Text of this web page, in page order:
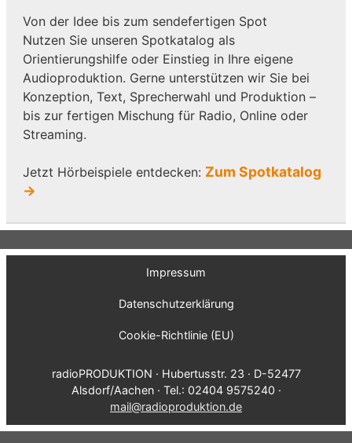
Von der Idee bis zum sendefertigen Spot
Nutzen Sie unseren Spotkatalog als
Orientierungshilfe oder Einstieg in Ihre eigene
Audioproduktion. Gerne unterstützen wir Sie bei
Konzeption, Text, Sprecherwahl und Produktion –
bis zur fertigen Mischung für Radio, Online oder
Streaming.
Jetzt Hörbeispiele entdecken: Zum Spotkatalog
→
Impressum
Datenschutzerklärung
Cookie-Richtlinie (EU)
radioPRODUKTION · Hubertusstr. 23 · D-52477
Alsdorf/Aachen · Tel.: 02404 9575240 ·
mail@radioproduktion.de